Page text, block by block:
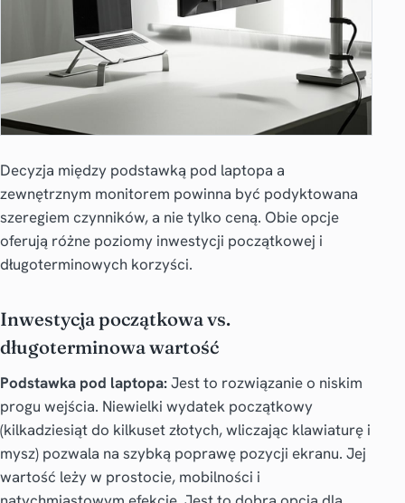
Decyzja między podstawką pod laptopa a
zewnętrznym monitorem powinna być podyktowana
szeregiem czynników, a nie tylko ceną. Obie opcje
oferują różne poziomy inwestycji początkowej i
długoterminowych korzyści.
Inwestycja początkowa vs.
długoterminowa wartość
Podstawka pod laptopa:Jest to rozwiązanie o niskim
progu wejścia. Niewielki wydatek początkowy
(kilkadziesiąt do kilkuset złotych, wliczając klawiaturę i
mysz) pozwala na szybką poprawę pozycji ekranu. Jej
wartość leży w prostocie, mobilności i